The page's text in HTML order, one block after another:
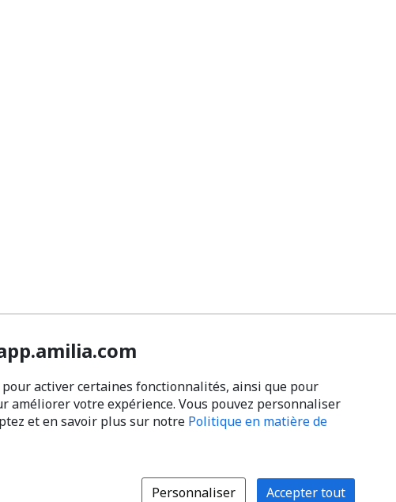
activer certaines fonctionnalités, ainsi que pour
améliorer votre expérience. Vous pouvez personnaliser
et en savoir plus sur notre Politique en matière de
Personnaliser Accepter tout